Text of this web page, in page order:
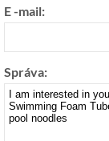
E -mail:
Správa: